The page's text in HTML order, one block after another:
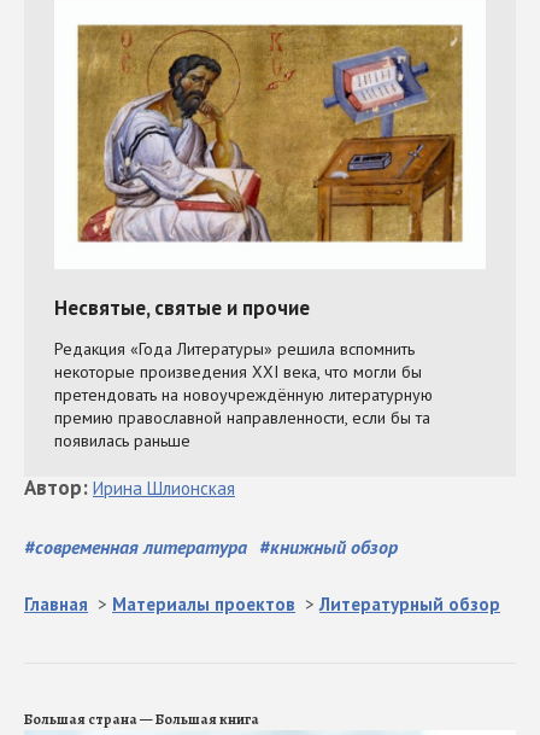
#современная литература #книжный обзор
Автор: Ирина Шлионская
Главная > Материалы проектов >Литературный обзор
Большая страна — Большая книга